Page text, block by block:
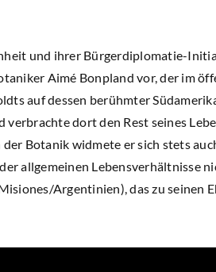
und ihrer Bürgerdiplomatie-
Aimé Bonpland vor, der im
auf dessen berühmter
dort den Rest seines
Botanik widmete er sich stets
allgemeinen Lebensverhältnisse
Argentinien), das zu seinen